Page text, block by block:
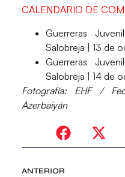
CALENDARIO DE
Guerreras
Salobreja | 13 de
Guerreras
Salobreja | 14 de
Fotografía: EHF /
Azerbaiyán
ANTERIOR